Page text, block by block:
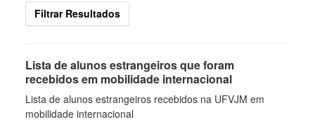
Filtrar Resultados
Lista de alunos estrangeiros que foram
recebidos em mobilidade internacional
Lista de alunos estrangeiros recebidos na UFVJM em
mobilidade internacional